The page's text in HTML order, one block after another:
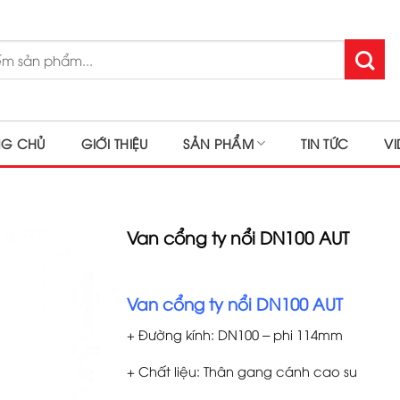
CHỦ GIỚI THIỆU SẢN PHẨM TIN TỨC
Van cổng ty nổi DN100 AUT
Van cổng ty nổi DN100 AUT
+ Đường kính: DN100 – phi 114mm
+ Chất liệu: Thân gang cánh cao su